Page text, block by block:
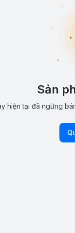
Sản
hiện tại đã ngừng